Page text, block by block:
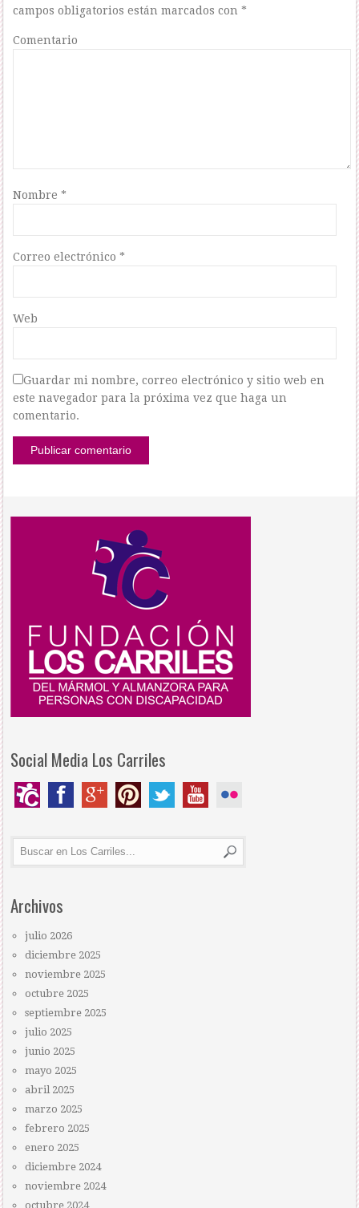
campos obligatorios están marcados con*
Comentario
Nombre*
Correo electrónico*
Web
Guardar mi nombre, correo electrónico y sitio web en
este navegador para la próxima vez que haga un
comentario.
Social Media Los Carriles
Archivos
julio 2026
diciembre 2025
noviembre 2025
octubre 2025
septiembre 2025
julio 2025
junio 2025
mayo 2025
abril 2025
marzo 2025
febrero 2025
enero 2025
diciembre 2024
noviembre 2024
octubre 2024